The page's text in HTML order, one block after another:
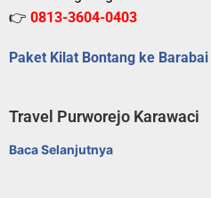
👉 0813-3604-0403
Paket Kilat Bontang ke Barabai
Travel Purworejo Karawaci
Baca Selanjutnya